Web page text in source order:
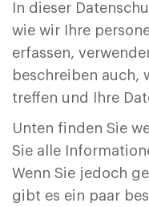
In dieser
wie wir Ihre
erfassen,
beschreiben auch,
treffen und Ihre
Unten finden Sie
Sie alle
Wenn Sie jedoch
gibt es ein paar